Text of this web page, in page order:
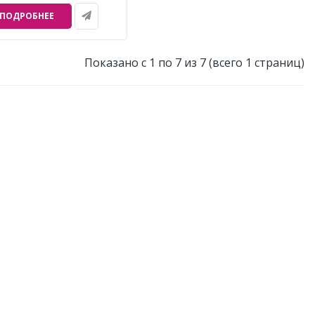
ПОДРОБНЕЕ
Показано с 1 по 7 из 7 (всего 1 страниц)